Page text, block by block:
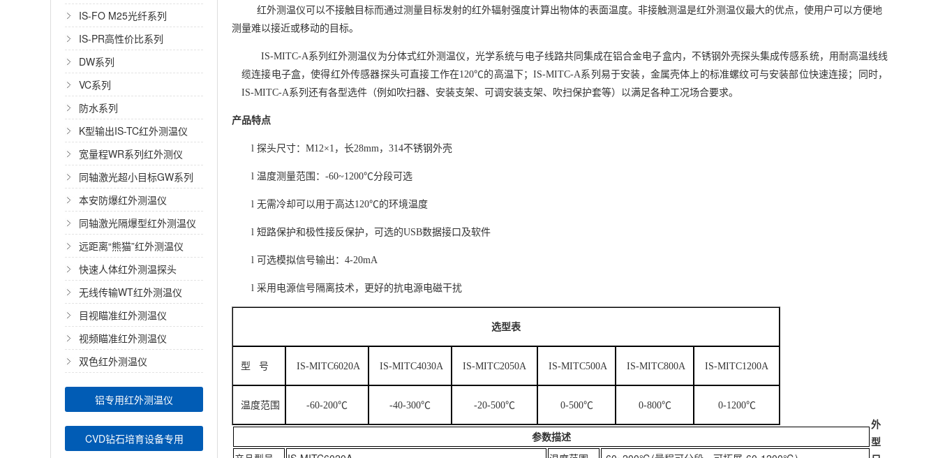
IS-FO M25光纤系列
IS-PR高性价比系列
DW系列
VC系列
防水系列
K型输出IS-TC红外测温仪
宽量程WR系列红外测仪
同轴激光超小目标GW系列
本安防爆红外测温仪
同轴激光隔爆型红外测温仪
远距离“熊猫”红外测温仪
快速人体红外测温探头
无线传输WT红外测温仪
目视瞄准红外测温仪
视频瞄准红外测温仪
双色红外测温仪
铝专用红外测温仪
CVD钻石培育设备专用
红外测温仪可以不接触目标而通过测量目标发射的红外辐射强度计算出物体的表面温度。非接触测温是红外测温仪最大的优点，使用户可以方便地
测量难以接近或移动的目标。
IS-MITC-A系列红外测温仪为分体式红外测温仪，光学系统与电子线路共同集成在铝合金电子盒内，不锈钢外壳探头集成传感系统，用耐高温线线
缆连接电子盒，使得红外传感器探头可直接工作在120℃的高温下；IS-MITC-A系列易于安装，金属壳体上的标准螺纹可与安装部位快速连接；同时，
IS-MITC-A系列还有各型选件（例如吹扫器、安装支架、可调安装支架、吹扫保护套等）以满足各种工况场合要求。
产品特点
l 探头尺寸： M12×1，长28mm，314不锈钢外壳
l 温度测量范围： -60~1200℃分段可选
l 无需冷却可以用于高达120℃的环境温度
l 短路保护和极性接反保护，可选的USB数据接口及软件
l 可选模拟信号输出： 4-20mA
l 采用电源信号隔离技术，更好的抗电源电磁干扰
选型表
型 号 IS-MITC6020A IS-MITC4030A IS-MITC2050A IS-MITC500A IS-MITC800A IS-MITC1200A
温度范围 -60-200℃ -40-300℃ -20-500℃ 0-500℃ 0-800℃ 0-1200℃
参数描述
外
型